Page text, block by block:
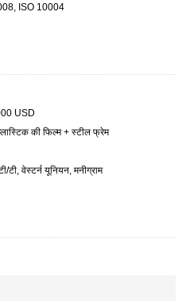
ISO 10004
USD
की फिल्म + स्टील फ्रेम
टी, वेस्टर्न यूनियन, मनीग्राम